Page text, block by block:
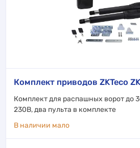
Комплект приводов ZKTeco
Комплект для распашных ворот до
230В, два пульта в комплекте
В наличии мало